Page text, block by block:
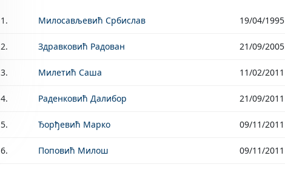
1. Милосављевић Србислав 19/04/1995
2. Здравковић Радован 21/09/2005
3. Милетић Саша 11/02/2011
4. Раденковић Далибор 21/09/2011
5. Ђорђевић Марко 09/11/2011
6. Поповић Милош 09/11/2011